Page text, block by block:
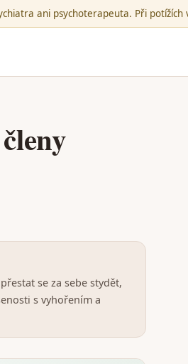
ani psychoterapeuta. Při
se za sebe stydět,
s vyhořením a